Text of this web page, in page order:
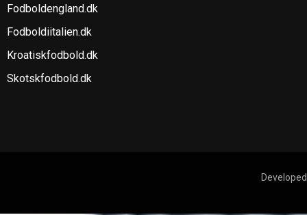
Fodboldengland.dk
Fodboldiitalien.dk
Kroatiskfodbold.dk
Skotskfodbold.dk